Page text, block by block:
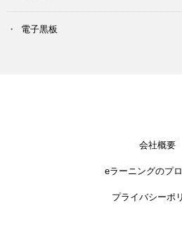
電子黒板
会社概要
eラーニングのプ
プライバシーポ